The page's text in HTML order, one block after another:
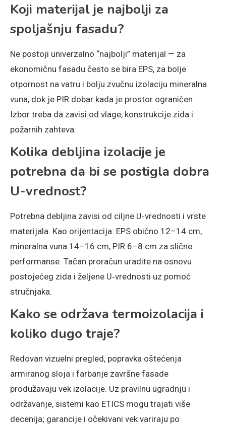
Koji materijal je najbolji za
spoljašnju fasadu?
Ne postoji univerzalno “najbolji” materijal — za
ekonomičnu fasadu često se bira EPS, za bolje
otpornost na vatru i bolju zvučnu izolaciju mineralna
vuna, dok je PIR dobar kada je prostor ograničen.
Izbor treba da zavisi od vlage, konstrukcije zida i
požarnih zahteva.
Kolika debljina izolacije je
potrebna da bi se postigla dobra
U-vrednost?
Potrebna debljina zavisi od ciljne U‑vrednosti i vrste
materijala. Kao orijentacija: EPS obično 12–14 cm,
mineralna vuna 14–16 cm, PIR 6–8 cm za slične
performanse. Tačan proračun uradite na osnovu
postojećeg zida i željene U‑vrednosti uz pomoć
stručnjaka.
Kako se održava termoizolacija i
koliko dugo traje?
Redovan vizuelni pregled, popravka oštećenja
armiranog sloja i farbanje završne fasade
produžavaju vek izolacije. Uz pravilnu ugradnju i
održavanje, sistemi kao ETICS mogu trajati više
decenija; garancije i očekivani vek variraju po